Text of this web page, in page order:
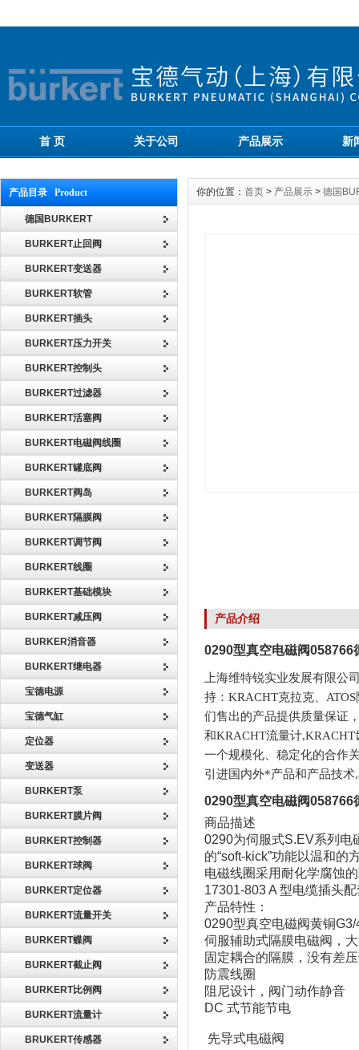
首 页 关于公司 产品展示 新
产品目录 Product
德国BURKERT
BURKERT止回阀
BURKERT变送器
BURKERT软管
BURKERT插头
BURKERT压力开关
BURKERT控制头
BURKERT过滤器
BURKERT活塞阀
BURKERT电磁阀线圈
BURKERT罐底阀
BURKERT阀岛
BURKERT隔膜阀
BURKERT调节阀
BURKERT线圈
BURKERT基础模块
BURKERT减压阀
BURKER消音器
BURKERT继电器
宝德电源
宝德气缸
定位器
变送器
BURKERT泵
BURKERT膜片阀
BURKERT控制器
BURKERT球阀
BURKERT定位器
BURKERT流量开关
BURKERT蝶阀
BURKERT截止阀
BURKERT比例阀
BURKERT流量计
BRUKERT传感器
你的位置： 首页 > 产品展示 > 德国
产品介绍
0290型真空电磁阀
上海维特锐实业发展有限公
持：KRACHT克拉克、
们售出的产品提供质量保证
和KRACHT流量计,KRACHT
一个规模化、稳定化的合作
引进国内外*产品和产品技
0290型真空电磁阀
商品描述
0290为伺服式S.EV系列电
的“soft-kick”功能以温和
电磁线圈采用耐化学腐蚀
17301-803 A 型电缆插头
产品特性：
0290型真空电磁阀黄铜G3/
伺服辅助式隔膜电磁阀，
固定耦合的隔膜，没有差
防震线圈
阻尼设计，阀门动作静音
DC 式节能节电
先导式电磁阀